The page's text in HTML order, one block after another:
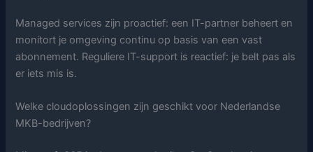
Managed services zijn proactief: een IT-partner beheert en
monitort je omgeving continu op basis van een vast
abonnement. Reguliere IT-support is reactief: je belt pas als
er iets mis is.
Welke cloudoplossingen zijn geschikt voor Nederlandse
MKB-bedrijven?